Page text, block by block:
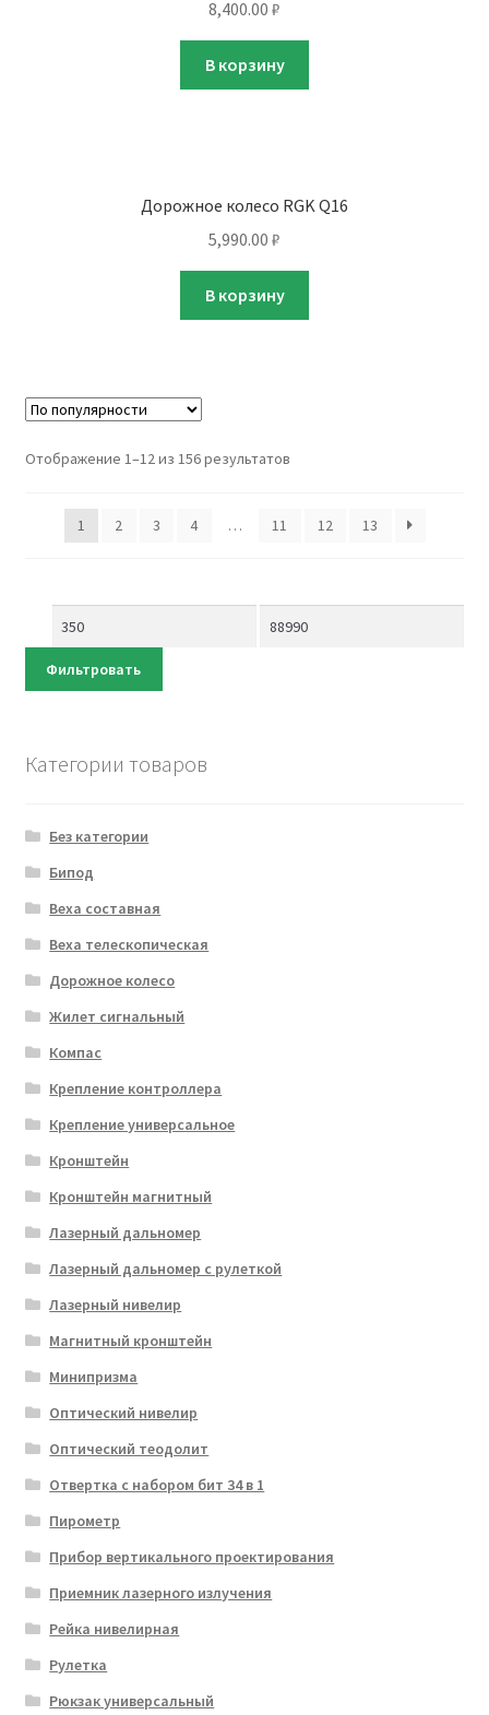
8,400.00 ₽
В корзину
Дорожное колесо RGK Q16
5,990.00 ₽
В корзину
Отображение 1–12 из 156 результатов
1 2 3 4 … 11 12 13
Фильтровать
Категории товаров
Без категории
Бипод
Веха составная
Веха телескопическая
Дорожное колесо
Жилет сигнальный
Компас
Крепление контроллера
Крепление универсальное
Кронштейн
Кронштейн магнитный
Лазерный дальномер
Лазерный дальномер с рулеткой
Лазерный нивелир
Магнитный кронштейн
Минипризма
Оптический нивелир
Оптический теодолит
Отвертка с набором бит 34 в 1
Пирометр
Прибор вертикального проектирования
Приемник лазерного излучения
Рейка нивелирная
Рулетка
Рюкзак универсальный